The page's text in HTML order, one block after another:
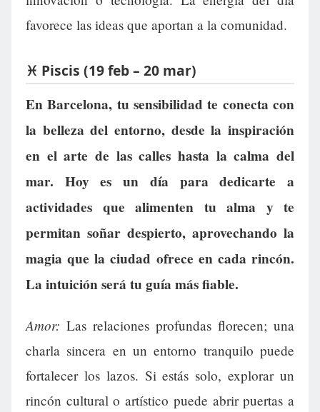
favorece las ideas que aportan a la comunidad.
♓ Piscis (19 feb – 20 mar)
En Barcelona, tu sensibilidad te conecta con
la belleza del entorno, desde la inspiración
en el arte de las calles hasta la calma del
mar. Hoy es un día para dedicarte a
actividades que alimenten tu alma y te
permitan soñar despierto, aprovechando la
magia que la ciudad ofrece en cada rincón.
La intuición será tu guía más fiable.
Amor: Las relaciones profundas florecen; una
charla sincera en un entorno tranquilo puede
fortalecer los lazos. Si estás solo, explorar un
rincón cultural o artístico puede abrir puertas a